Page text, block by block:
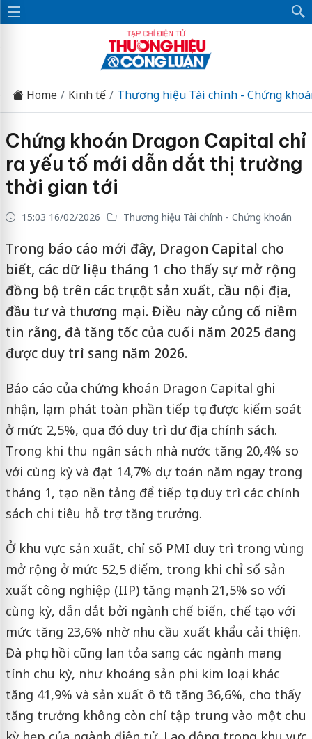
Home Kinh tế Thương hiệu Tài chính - Chứng
Chứng khoán Dragon Capital chỉ
ra yếu tố mới dẫn dắt thị trường
thời gian tới
15:03 16/02/2026 Thương hiệu Tài chính - Chứng khoán
Trong báo cáo mới đây, Dragon Capital cho
biết, các dữ liệu tháng 1 cho thấy sự mở rộng
đồng bộ trên các trụ cột sản xuất, cầu nội địa,
đầu tư và thương mại. Điều này củng cố niềm
tin rằng, đà tăng tốc của cuối năm 2025 đang
được duy trì sang năm 2026.
Báo cáo của chứng khoán Dragon Capital ghi
nhận, lạm phát toàn phần tiếp tục được kiểm soát
ở mức 2,5%, qua đó duy trì dư địa chính sách.
Trong khi thu ngân sách nhà nước tăng 20,4% so
với cùng kỳ và đạt 14,7% dự toán năm ngay trong
tháng 1, tạo nền tảng để tiếp tục duy trì các chính
sách chi tiêu hỗ trợ tăng trưởng.
Ở khu vực sản xuất, chỉ số PMI duy trì trong vùng
mở rộng ở mức 52,5 điểm, trong khi chỉ số sản
xuất công nghiệp (IIP) tăng mạnh 21,5% so với
cùng kỳ, dẫn dắt bởi ngành chế biến, chế tạo với
mức tăng 23,6% nhờ nhu cầu xuất khẩu cải thiện.
Đà phục hồi cũng lan tỏa sang các ngành mang
tính chu kỳ, như khoáng sản phi kim loại khác
tăng 41,9% và sản xuất ô tô tăng 36,6%, cho thấy
tăng trưởng không còn chỉ tập trung vào một chu